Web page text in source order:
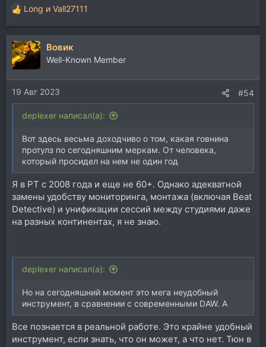
Р
е
а
к
ц
и
и
:
Long и Vall27111
Вовик
Well-Known Member
19 Авг 2023 #54
deplexer написал(а):
Вот здесь весьма доходчиво о том, какая говнина
протулз по сегодняшним меркам. От человека,
который просидел на нем не один год
Я в PT с 2008 года и еще не 60+. Однако адекватной
замены удобству мониторинга, монтажа (включая Beat
Detective) и унификации сессий между студиями даже
на разных континентах, я не знаю.
deplexer написал(а):
Но на сегодняшний момент это мега неудобный
инструмент, в сравнении с современными DAW. А
Все познается в реальной работе. Это крайне удобный
инструмент, если знать, что он может, а что нет. Тюн в